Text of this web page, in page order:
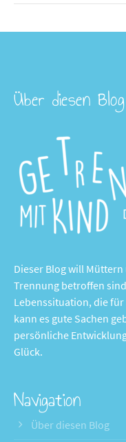
Über diesen Blog
Dieser Blog will
Trennung betroffen
Lebenssituation, die
kann es gute Sachen
persönliche
Glück.
Navigation
Über diesen Blog